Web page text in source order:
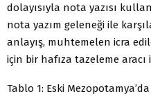
dolayısıyla nota yazısı
nota yazım geleneği ile
anlayış, muhtemelen icra
için bir hafıza tazeleme
Tablo 1: Eski